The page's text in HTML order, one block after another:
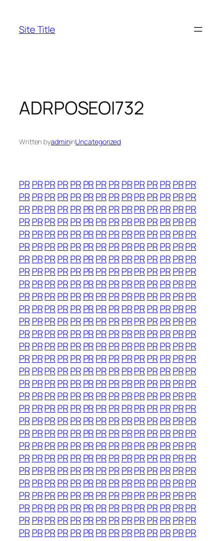
content
Site Title
ADRPOSEOI732
Written byadmininUncategorized
PRPRPRPRPR PRPRPRPRPRPRPR PRPR
PRPRPRPRPR PRPRPRPRPRPRPR PRPR
PRPRPRPRPR PRPRPRPRPRPRPR PRPR
PRPRPRPRPR PRPRPRPRPRPRPR PRPR
PRPRPRPRPR PRPRPRPRPRPRPR PRPR
PRPRPRPRPR PRPRPRPRPRPRPR PRPR
PRPRPRPRPR PRPRPRPRPRPRPR PRPR
PRPRPRPRPR PRPRPRPRPRPRPR PRPR
PRPRPRPRPR PRPRPRPRPRPRPR PRPR
PRPRPRPRPR PRPRPRPRPRPRPR PRPR
PRPRPRPRPR PRPRPRPRPRPRPR PRPR
PRPRPRPRPR PRPRPRPRPRPRPR PRPR
PRPRPRPRPR PRPRPRPRPRPRPR PRPR
PRPRPRPRPR PRPRPRPRPRPRPR PRPR
PRPRPRPRPR PRPRPRPRPRPRPR PRPR
PRPRPRPRPR PRPRPRPRPRPRPR PRPR
PRPRPRPRPR PRPRPRPRPRPRPR PRPR
PRPRPRPRPR PRPRPRPRPRPRPR PRPR
PRPRPRPRPR PRPRPRPRPRPRPR PRPR
PRPRPRPRPR PRPRPRPRPRPRPR PRPR
PRPRPRPRPR PRPRPRPRPRPRPR PRPR
PRPRPRPRPR PRPRPRPRPRPRPR PRPR
PRPRPRPRPR PRPRPRPRPRPRPR PRPR
PRPRPRPRPR PRPRPRPRPRPRPR PRPR
PRPRPRPRPR PRPRPRPRPRPRPR PRPR
PRPRPRPRPR PRPRPRPRPRPRPR PRPR
PRPRPRPRPR PRPRPRPRPRPRPR PRPR
PRPRPRPRPR PRPRPRPRPRPRPR PRPR
PRPRPRPRPR PRPRPRPRPRPRPR PRPR